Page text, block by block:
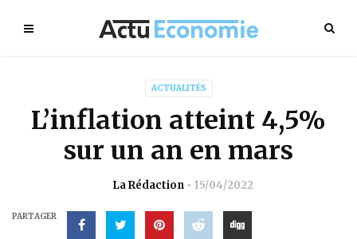
ACTUALITÉS
L’inflation atteint 4,5%
sur un an en mars
La Rédaction 15/04/2022
PARTAGER